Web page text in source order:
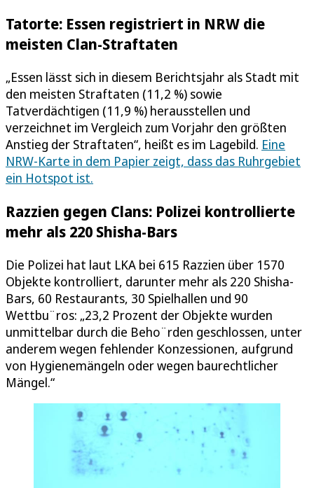
Tatorte: Essen registriert in NRW die
meisten Clan-Straftaten
„Essen lässt sich in diesem Berichtsjahr als Stadt mit
den meisten Straftaten (11,2 %) sowie
Tatverdächtigen (11,9 %) herausstellen und
verzeichnet im Vergleich zum Vorjahr den größten
Anstieg der Straftaten“, heißt es im Lagebild. Eine
NRW-Karte in dem Papier zeigt, dass das Ruhrgebiet
ein Hotspot ist.
Razzien gegen Clans: Polizei kontrollierte
mehr als 220 Shisha-Bars
Die Polizei hat laut LKA bei 615 Razzien über 1570
Objekte kontrolliert, darunter mehr als 220 Shisha-
Bars, 60 Restaurants, 30 Spielhallen und 90
Wettbu¨ros: „23,2 Prozent der Objekte wurden
unmittelbar durch die Beho¨rden geschlossen, unter
anderem wegen fehlender Konzessionen, aufgrund
von Hygienemängeln oder wegen baurechtlicher
Mängel.“